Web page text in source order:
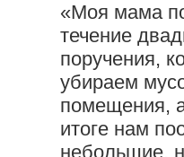
«Моя мама
течение
поручения,
убираем
помещения,
итоге нам
небольшие,